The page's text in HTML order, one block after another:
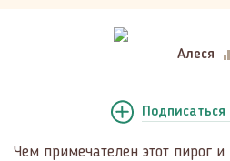
Алеся
Подписаться
Чем примечателен этот пирог